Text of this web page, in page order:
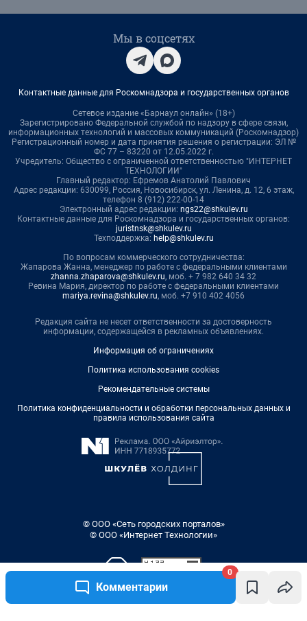
Комментарии
0
Мы в соцсетях
Контактные данные для Роскомнадзора и государственных органов
Сетевое издание «Барнаул онлайн» (18+)
Зарегистрировано Федеральной службой по надзору в сфере связи,
информационных технологий и массовых коммуникаций (Роскомнадзор)
Регистрационный номер и дата принятия решения о регистрации: ЭЛ №
ФС 77 – 83220 от 12.05.2022 г.
Учредитель: Общество с ограниченной ответственностью "ИНТЕРНЕТ
ТЕХНОЛОГИИ"
Главный редактор: Ефремов Анатолий Павлович
Адрес редакции: 630099, Россия, Новосибирск, ул. Ленина, д. 12, 6 этаж,
телефон 8 (912) 222-00-14
Электронный адрес редакции: ngs22@shkulev.ru
Контактные данные для Роскомнадзора и государственных органов:
juristnsk@shkulev.ru
Техподдержка: help@shkulev.ru
По вопросам коммерческого сотрудничества:
Жапарова Жанна, менеджер по работе с федеральными клиентами
zhanna.zhaparova@shkulev.ru, моб. + 7 982 640 34 32
Ревина Мария, директор по работе с федеральными клиентами
mariya.revina@shkulev.ru, моб. +7 910 402 4056
Редакция сайта не несет ответственности за достоверность
информации, содержащейся в рекламных объявлениях.
Информация об ограничениях
Политика использования cookies
Рекомендательные системы
Политика конфиденциальности и обработки персональных данных и
правила использования сайта
© ООО «Сеть городских порталов»
© ООО «Интернет Технологии»